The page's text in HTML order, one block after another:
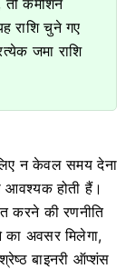
राशि चुने गए
जमा राशि
न केवल समय देना
होती हैं।
करने की रणनीति
का अवसर मिलेगा,
बाइनरी ऑप्शंस